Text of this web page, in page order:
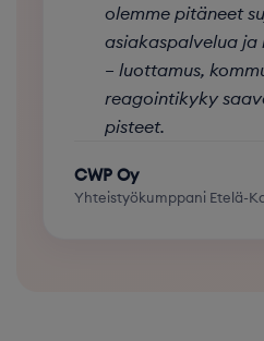
olemme pitäneet
asiakaspalvelua
– luottamus,
reagointikyky
pisteet.
CWP Oy
Yhteistyökumppani Etelä-